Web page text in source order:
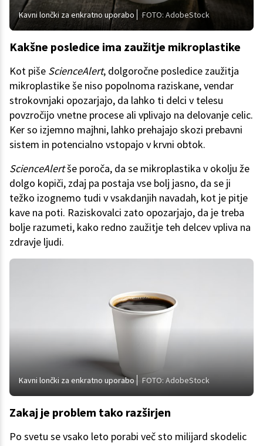
Kavni lončki za enkratno uporabo FOTO: AdobeStock
Kakšne posledice ima zaužitje mikroplastike
Kot piše ScienceAlert, dolgoročne posledice zaužitja
mikroplastike še niso popolnoma raziskane, vendar
strokovnjaki opozarjajo, da lahko ti delci v telesu
povzročijo vnetne procese ali vplivajo na delovanje celic.
Ker so izjemno majhni, lahko prehajajo skozi prebavni
sistem in potencialno vstopajo v krvni obtok.
ScienceAlertše poroča, da se mikroplastika v okolju že
dolgo kopiči, zdaj pa postaja vse bolj jasno, da se ji
težko izognemo tudi v vsakdanjih navadah, kot je pitje
kave na poti. Raziskovalci zato opozarjajo, da je treba
bolje razumeti, kako redno zaužitje teh delcev vpliva na
zdravje ljudi.
Kavni lončki za enkratno uporabo FOTO: AdobeStock
Zakaj je problem tako razširjen
Po svetu se vsako leto porabi več sto milijard skodelic